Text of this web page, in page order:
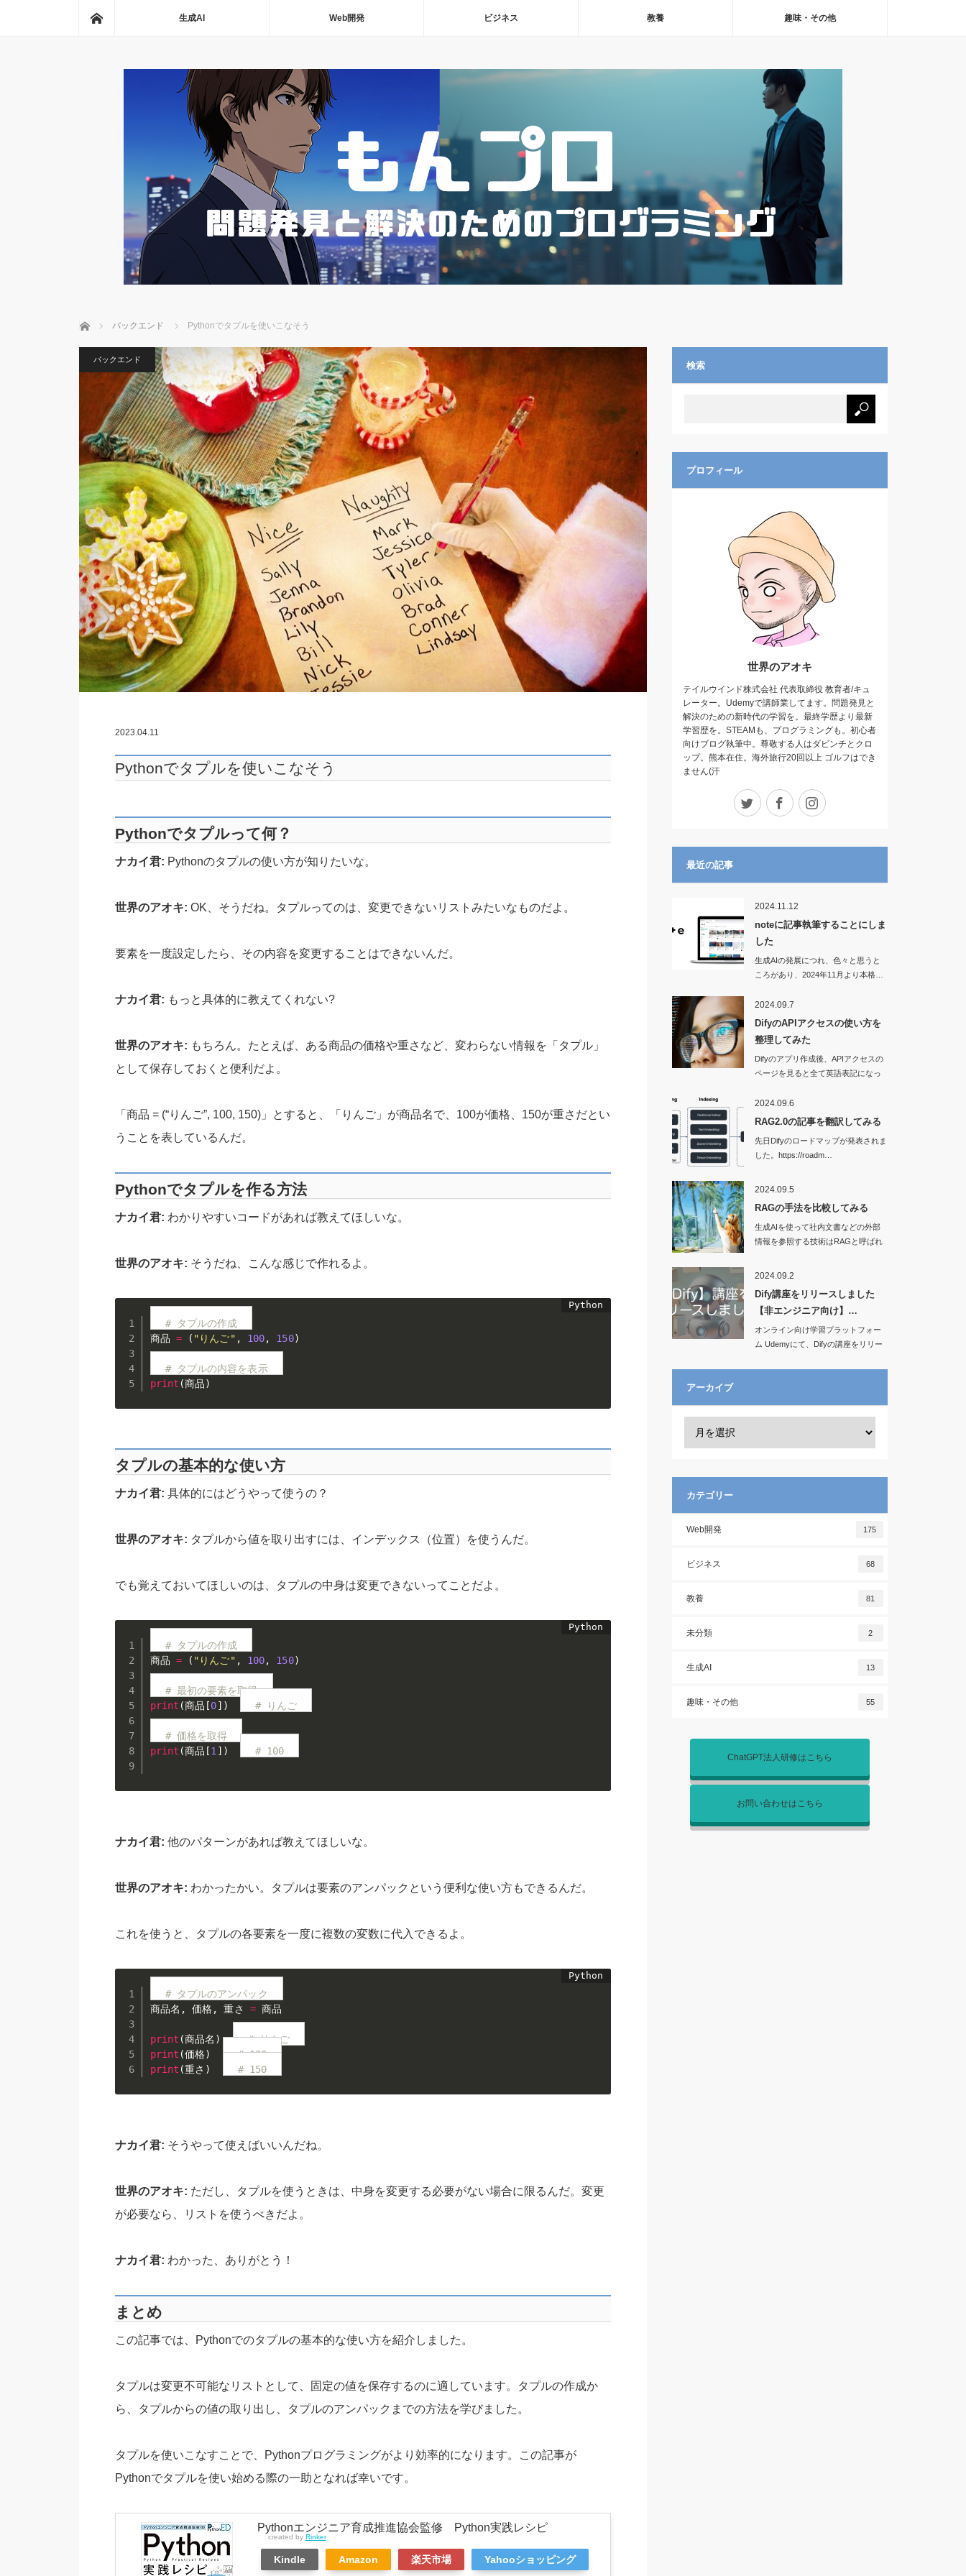
生成AI Web開発 ビジネス 教養 趣味・その他
ホーム バックエンド Pythonでタプルを使いこなそう
バックエンド
2023.04.11
Pythonでタプルを使いこなそう
Pythonでタプルって何？
ナカイ君: Pythonのタプルの使い方が知りたいな。
世界のアオキ: OK、そうだね。タプルってのは、変更できないリストみたいなものだよ。
要素を一度設定したら、その内容を変更することはできないんだ。
ナカイ君: もっと具体的に教えてくれない?
世界のアオキ: もちろん。たとえば、ある商品の価格や重さなど、変わらない情報を「タプル」
として保存しておくと便利だよ。
「商品 = (“りんご”, 100, 150)」とすると、「りんご」が商品名で、100が価格、150が重さだとい
うことを表しているんだ。
Pythonでタプルを作る方法
ナカイ君: わかりやすいコードがあれば教えてほしいな。
世界のアオキ: そうだね、こんな感じで作れるよ。
# タプルの作成
商品 = ( "りんご" , 100, 150)
# タプルの内容を表示
print (商品)
タプルの基本的な使い方
ナカイ君: 具体的にはどうやって使うの？
世界のアオキ: タプルから値を取り出すには、インデックス（位置）を使うんだ。
でも覚えておいてほしいのは、タプルの中身は変更できないってことだよ。
# タプルの作成
商品 = ( "りんご" , 100, 150)
# 最初の要素を取得
print (商品 [0] ) # りんご
# 価格を取得
print (商品 [1 ] ) # 100
ナカイ君: 他のパターンがあれば教えてほしいな。
世界のアオキ: わかったかい。タプルは要素のアンパックという便利な使い方もできるんだ。
これを使うと、タプルの各要素を一度に複数の変数に代入できるよ。
# タプルのアンパック
商品名 , 価格, 重さ = 商品
print (商品名 )
# りんご
print (価格)
# 100
print (重さ ) # 150
ナカイ君: そうやって使えばいいんだね。
世界のアオキ: ただし、タプルを使うときは、中身を変更する必要がない場合に限るんだ。変更
が必要なら、リストを使うべきだよ。
ナカイ君: わかった、ありがとう！
まとめ
この記事では、Pythonでのタプルの基本的な使い方を紹介しました。
タプルは変更不可能なリストとして、固定の値を保存するのに適しています。タプルの作成か
ら、タプルからの値の取り出し、タプルのアンパックまでの方法を学びました。
タプルを使いこなすことで、Pythonプログラミングがより効率的になります。この記事が
Pythonでタプルを使い始める際の一助となれば幸いです。
Pythonエンジニア育成推進協会監修 Python実践レシピ
created by Rinker
Kindle Amazon 楽天市場 Yahooショッピング
検索
プロフィール
世界のアオキ
テイルウインド株式会社 代表取締役 教育者/キュ
レーター。Udemyで講師業してます。問題発見と
解決のための新時代の学習を。最終学歴より最新
学習歴を。STEAMも、プログラミングも。初心者
向けブログ執筆中。尊敬する人はダビンチとクロ
ップ。熊本在住。海外旅行20回以上 ゴルフはでき
ません(汗
Twitter Facebook
最近の記事
2024.11.12
noteに記事執筆することにしま
した
生成AIの発展につれ、色々と思うと
ころがあり、2024年11月より本格…
2024.09.7
DifyのAPIアクセスの使い方を
整理してみた
Difyのアプリ作成後、APIアクセスの
ページを見ると全て英語表記になっ
2024.09.6
RAG2.0の記事を翻訳してみる
先日Difyのロードマップが発表されま
した。https://roadm…
2024.09.5
RAGの手法を比較してみる
生成AIを使って社内文書などの外部
情報を参照する技術はRAGと呼ばれ
2024.09.2
Dify講座をリリースしました
【非エンジニア向け】…
オンライン向け学習プラットフォー
ム Udemyにて、Difyの講座をリリー
アーカイブ
カテゴリー
Web開発 175
ビジネス 68
教養 81
未分類 2
生成AI 13
趣味・その他 55
ChatGPT法人研修はこちら
お問い合わせはこちら